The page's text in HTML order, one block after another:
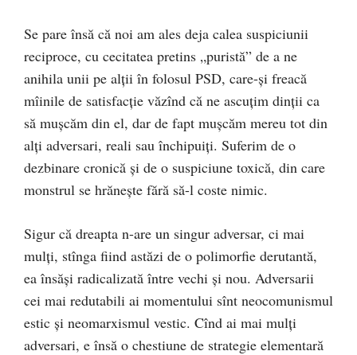
Se pare însă că noi am ales deja calea suspiciunii
reciproce, cu cecitatea pretins „puristă” de a ne
anihila unii pe alții în folosul PSD, care-și freacă
mîinile de satisfacție văzînd că ne ascuțim dinții ca
să mușcăm din el, dar de fapt mușcăm mereu tot din
alți adversari, reali sau închipuiți. Suferim de o
dezbinare cronică și de o suspiciune toxică, din care
monstrul se hrănește fără să-l coste nimic.
Sigur că dreapta n-are un singur adversar, ci mai
mulți, stînga fiind astăzi de o polimorfie derutantă,
ea însăși radicalizată între vechi și nou. Adversarii
cei mai redutabili ai momentului sînt neocomunismul
estic și neomarxismul vestic. Cînd ai mai mulți
adversari, e însă o chestiune de strategie elementară